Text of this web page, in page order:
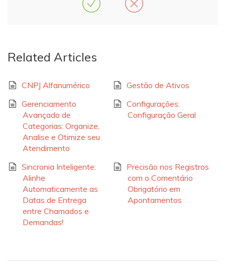
Related Articles
CNPJ Alfanumérico
Gestão de Ativos
Gerenciamento
Avançado de
Categorias: Organize,
Analise e Otimize seu
Atendimento
Configurações:
Configuração Geral
Sincronia Inteligente:
Alinhe
Automaticamente as
Datas de Entrega
entre Chamados e
Demandas!
Precisão nos Registros
com o Comentário
Obrigatório em
Apontamentos